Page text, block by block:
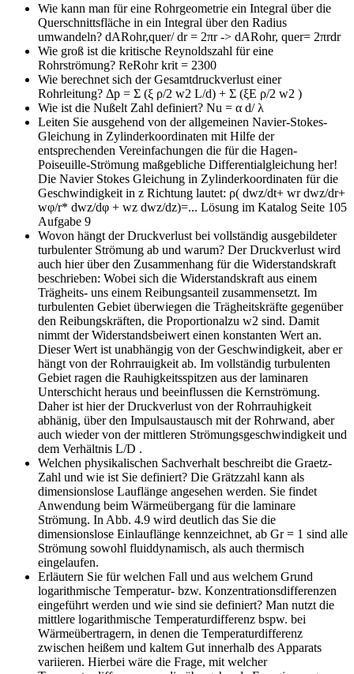
Wie kann man für eine Rohrgeometrie ein Integral über die
Querschnittsfläche in ein Integral über den Radius
umwandeln? dARohr,quer/ dr = 2πr -> dARohr, quer= 2πrdr
Wie groß ist die kritische Reynoldszahl für eine
Rohrströmung? ReRohr krit = 2300
Wie berechnet sich der Gesamtdruckverlust einer
Rohrleitung? Δp = Σ (ξ ρ/2 w2 L/d) + Σ (ξE ρ/2 w2 )
Wie ist die Nußelt Zahl definiert? Nu = α d/ λ
Leiten Sie ausgehend von der allgemeinen Navier-Stokes-
Gleichung in Zylinderkoordinaten mit Hilfe der
entsprechenden Vereinfachungen die für die Hagen-
Poiseuille-Strömung maßgebliche Differentialgleichung her!
Die Navier Stokes Gleichung in Zylinderkoordinaten für die
Geschwindigkeit in z Richtung lautet: ρ( dwz/dt+ wr dwz/dr+
wφ/r* dwz/dφ + wz dwz/dz)=... Lösung im Katalog Seite 105
Aufgabe 9
Wovon hängt der Druckverlust bei vollständig ausgebildeter
turbulenter Strömung ab und warum? Der Druckverlust wird
auch hier über den Zusammenhang für die Widerstandskraft
beschrieben: Wobei sich die Widerstandskraft aus einem
Trägheits- uns einem Reibungsanteil zusammensetzt. Im
turbulenten Gebiet überwiegen die Trägheitskräfte gegenüber
den Reibungskräften, die Proportionalzu w2 sind. Damit
nimmt der Widerstandsbeiwert einen konstanten Wert an.
Dieser Wert ist unabhängig von der Geschwindigkeit, aber er
hängt von der Rohrrauigkeit ab. Im vollständig turbulenten
Gebiet ragen die Rauhigkeitsspitzen aus der laminaren
Unterschicht heraus und beeinflussen die Kernströmung.
Daher ist hier der Druckverlust von der Rohrrauhigkeit
abhänig, über den Impulsaustausch mit der Rohrwand, aber
auch wieder von der mittleren Strömungsgeschwindigkeit und
dem Verhältnis L/D .
Welchen physikalischen Sachverhalt beschreibt die Graetz-
Zahl und wie ist Sie definiert? Die Grätzzahl kann als
dimensionslose Lauflänge angesehen werden. Sie findet
Anwendung beim Wärmeübergang für die laminare
Strömung. In Abb. 4.9 wird deutlich das Sie die
dimensionslose Einlauflänge kennzeichnet, ab Gr = 1 sind alle
Strömung sowohl fluiddynamisch, als auch thermisch
eingelaufen.
Erläutern Sie für welchen Fall und aus welchem Grund
logarithmische Temperatur- bzw. Konzentrationsdifferenzen
eingeführt werden und wie sind sie definiert? Man nutzt die
mittlere logarithmische Temperaturdifferenz bspw. bei
Wärmeübertragern, in denen die Temperaturdifferenz
zwischen heißem und kaltem Gut innerhalb des Apparats
variieren. Hierbei wäre die Frage, mit welcher